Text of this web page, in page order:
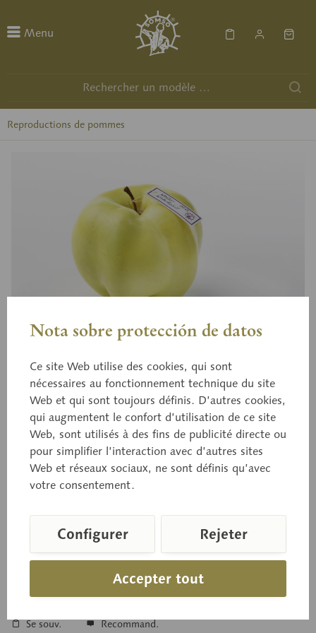
Menu
Reproductions de pommes
03/26
Claville d'hiver blanche
en papier maché, grandeur naturelle.
Prix sur demande
Délai de livraison sur demande
Se souv. Recommand.
Nota sobre protección de datos
Ce site Web utilise des cookies, qui sont
nécessaires au fonctionnement technique du site
Web et qui sont toujours définis. D’autres cookies,
qui augmentent le confort d’utilisation de ce site
Web, sont utilisés à des fins de publicité directe ou
pour simplifier l’interaction avec d’autres sites
Web et réseaux sociaux, ne sont définis qu’avec
votre consentement.
Accepter tout
Configurer Rejeter